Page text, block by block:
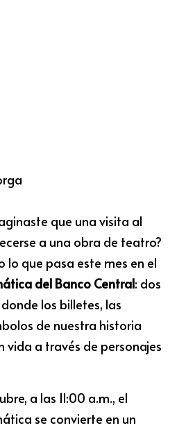
que una visita al
a una obra de teatro?
del Banco Central: dos
los billetes, las
de nuestra historia
vida a través de personajes
a las 11:00 a.m., el
se convierte en un